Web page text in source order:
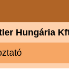
Hungária